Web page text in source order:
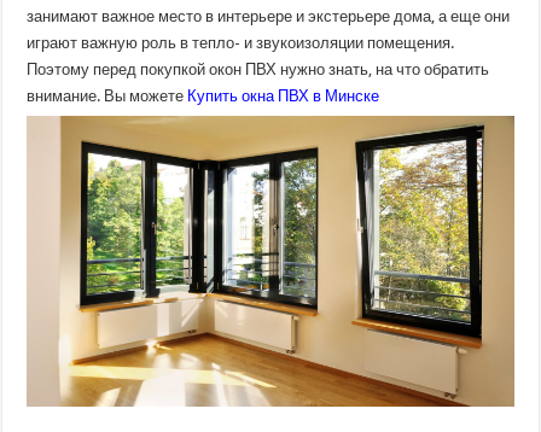
занимают важное место в интерьере и экстерьере дома, а еще они
играют важную роль в тепло- и звукоизоляции помещения.
Поэтому перед покупкой окон ПВХ нужно знать, на что обратить
внимание. Вы можете Купить окна ПВХ в Минске